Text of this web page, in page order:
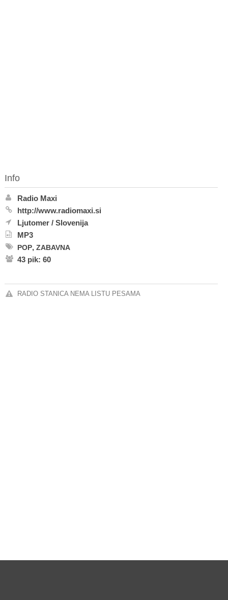
Info
Radio Maxi
http://www.radiomaxi.si
Ljutomer / Slovenija
MP3
POP, ZABAVNA
43 pik: 60
RADIO STANICA NEMA LISTU PESAMA